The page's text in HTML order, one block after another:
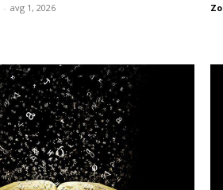
- avg 1, 2026